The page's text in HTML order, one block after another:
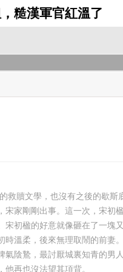
糙漢軍官紅溫了
救贖文學，也沒有之後的歇
家剛剛出事。這一次，宋初
初楹的好意就像砸在了一塊
溫柔，後來無理取鬧的前妻
陰鷙，最討厭城裏知青的男
再也沒法望其項背。